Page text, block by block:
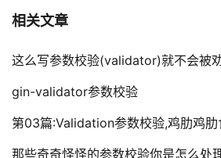
相关文章
这么写参数校验(validator)就不会被
gin-validator参数校验
第03篇:Validation参数校验,鸡肋鸡肋
那些奇奇怪怪的参数校验你是怎么处